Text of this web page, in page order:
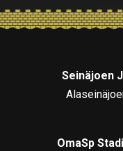
Seinäjoen
OmaSp